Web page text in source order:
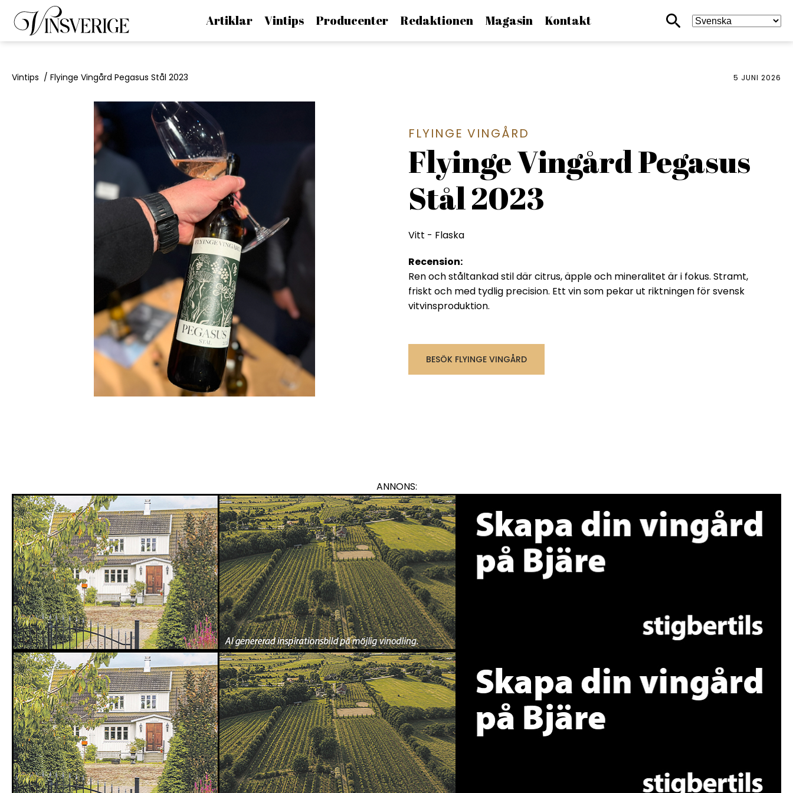
Till startsidan Artiklar Vintips Producenter Redaktionen Magasin Kontakt Sökikon
Vintips / Flyinge Vingård Pegasus Stål 2023 5 JUNI 2026
FLYINGE VINGÅRD
Flyinge Vingård Pegasus
Stål 2023
Vitt - Flaska
Recension:
Ren och ståltankad stil där citrus, äpple och mineralitet är i fokus. Stramt,
friskt och med tydlig precision. Ett vin som pekar ut riktningen för svensk
vitvinsproduktion.
BESÖK FLYINGE VINGÅRD
ANNONS:
En annons för viner med varningstext
En annons för viner med varningstext